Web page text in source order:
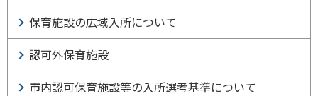
保育施設の広域入所について
認可外保育施設
市内認可保育施設等の入所選考基準について